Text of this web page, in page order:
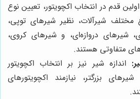
اولین قدم در انتخاب اکچویتور، تعیین نوع
مختلف شیرآلات، نظیر شیرهای توپی،
شیرهای دروازه‌ای، و شیرهای کروی،
متفاوتی هستند.
اندازه شیر نیز بر انتخاب اکچویتور
بزرگتر، نیازمند اکچویتورهای